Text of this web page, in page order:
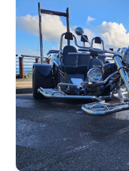
午餐自理，可在麦考瑞港
Long Point Vineyard
术画廊）。这家迷人的葡
廷斯的美味产品。您可以
爽的姜汁啤酒。在葡萄藤
Bago Maze and Winery
植自己的葡萄，并在现场
迷失在他们的迷宫中——
篱笆精心设计的树篱，是
道格拉斯谷历史庄园和葡